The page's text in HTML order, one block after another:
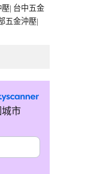
壓| 台中五金
五金沖壓|